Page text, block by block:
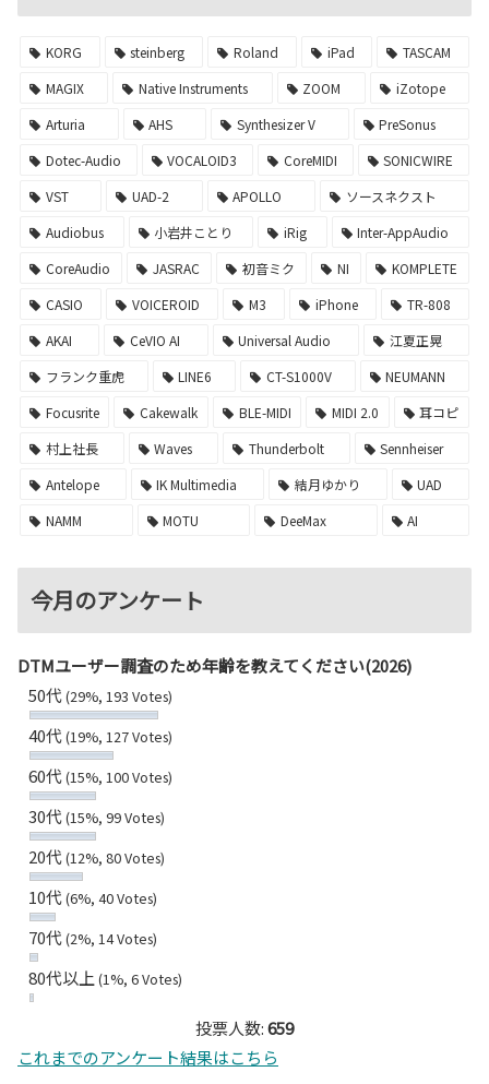
KORG steinberg Roland iPad
TASCAM
MAGIX
Native Instruments ZOOM
iZotope
Arturia
AHS Synthesizer V
PreSonus
Dotec-Audio
VOCALOID3 CoreMIDI
SONICWIRE
VST
UAD-2 APOLLO
ソースネクスト
Audiobus
小岩井ことり iRig
Inter-AppAudio
CoreAudio
JASRAC 初音ミク NI
KOMPLETE
CASIO
VOICEROID M3 iPhone
TR-808
AKAI
CeVIO AI Universal Audio
江夏正晃
フランク重虎
LINE6 CT-S1000V
NEUMANN
Focusrite
Cakewalk BLE-MIDI MIDI 2.0
耳コピ
村上社長
Waves Thunderbolt
Sennheiser
Antelope
IK Multimedia 結月ゆかり
UAD
NAMM
MOTU DeeMax AI
今月のアンケート
DTMユーザー調査のため年齢を教えてください(2026)
50代(29%, 193 Votes)
40代(19%, 127 Votes)
60代(15%, 100 Votes)
30代(15%, 99 Votes)
20代(12%, 80 Votes)
10代(6%, 40 Votes)
70代(2%, 14 Votes)
80代以上 (1%, 6 Votes)
投票人数:659
これまでのアンケート結果はこちら